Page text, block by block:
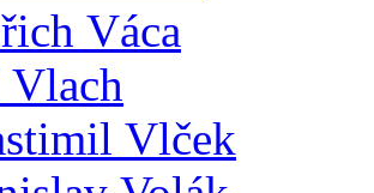
Váca
Vlček